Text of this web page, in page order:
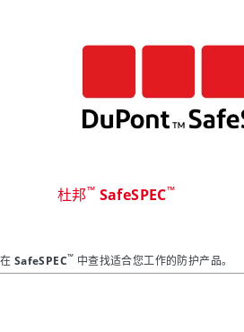
杜邦™ SafeSPEC™
在 SafeSPEC™ 中查找适合您工作的防护产品。